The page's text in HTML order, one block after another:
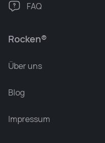
Rocken®
Über uns
Blog
Impressum
FAQ